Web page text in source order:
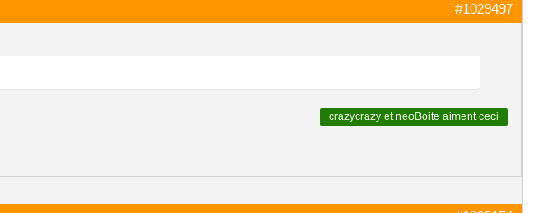
#1029497
crazycrazy etneoBoite aiment ceci